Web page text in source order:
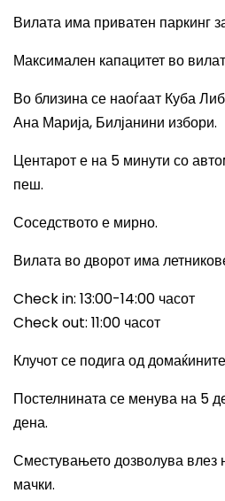
Вилата има приватен паркинг
Максимален капацитет во
Во близина се наоѓаат Куба
Ана Марија, Билјанини избори.
Центарот е на 5 минути со
пеш.
Соседството е мирно.
Вилата во дворот има
Check in: 13:00-14:00 часот
Check out: 11:00 часот
Клучот се подига од
Постелнината се менува на 5
дена.
Сместувањето дозволува влез
мачки.